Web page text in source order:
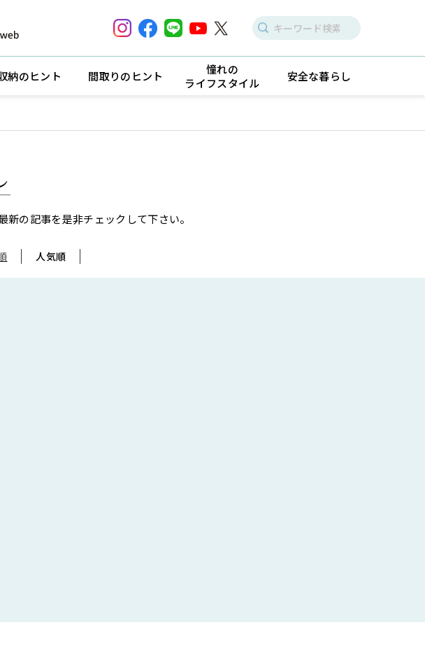
納のヒント 間取りのヒント
憧れの
ライフスタイル
安全な暮らし
新の記事を是非チェックして下さい。
人気順